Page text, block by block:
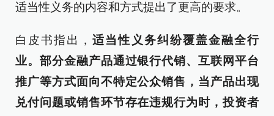
适当性义务的内容和方式提出了更高的要求。
白皮书指出，适当性义务纠纷覆盖金融全行
业。部分金融产品通过银行代销、互联网平台
推广等方式面向不特定公众销售，当产品出现
兑付问题或销售环节存在违规行为时，投资者